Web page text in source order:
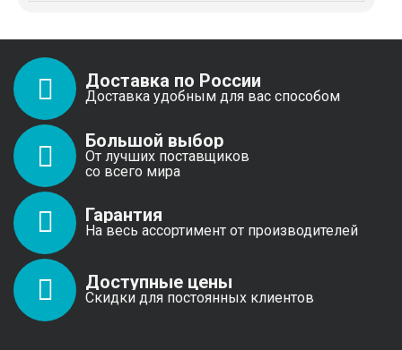
Доставка по России
Доставка удобным для вас способом
Большой выбор
От лучших поставщиков
со всего мира
Гарантия
На весь ассортимент от производителей
Доступные цены
Скидки для постоянных клиентов